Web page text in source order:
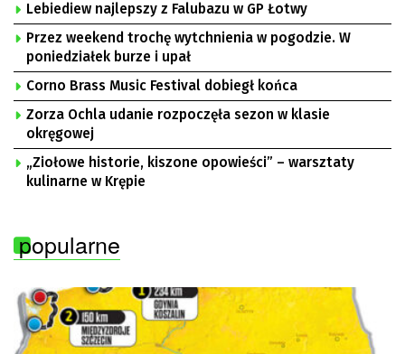
Lebiediew najlepszy z Falubazu w GP Łotwy
Przez weekend trochę wytchnienia w pogodzie. W
poniedziałek burze i upał
Corno Brass Music Festival dobiegł końca
Zorza Ochla udanie rozpoczęła sezon w klasie
okręgowej
„Ziołowe historie, kiszone opowieści” – warsztaty
kulinarne w Krępie
popularne